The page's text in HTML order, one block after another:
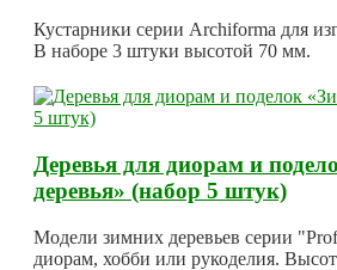
Кустарники серии Archiforma для
В наборе 3 штуки высотой 70 мм.
Деревья для диорам и
деревья» (набор 5 штук)
Модели зимних деревьев серии
диорам, хобби или рукоделия.